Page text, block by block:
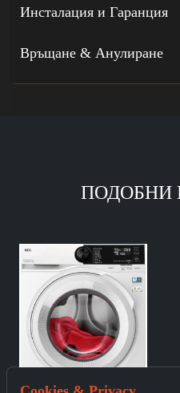
Инсталация и Гаранция
Връщане & Анулиране
ПОДОБНИ